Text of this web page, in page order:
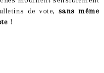
de vote, sans même
!